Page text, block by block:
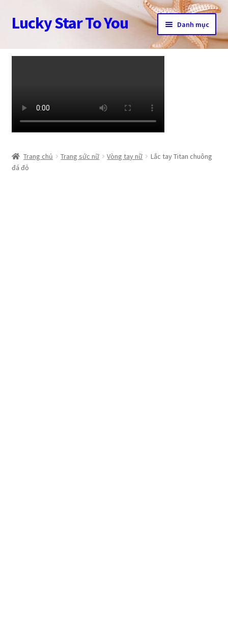
Đi
đến
hướng
Chuyển
đến
dung
Lucky Star To You Danh mục
Trang chủ
Cửa hàng
Tài khoản
Trang chủ Trang sức nữ Vòng tay nữ
Lắc tay Titan chuông
đá đỏ